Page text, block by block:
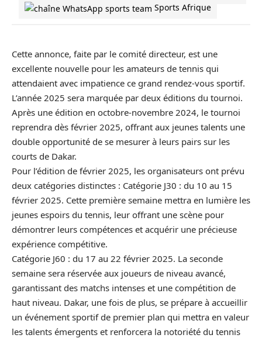
Sports Afrique
Cette annonce, faite par le comité directeur, est une
excellente nouvelle pour les amateurs de tennis qui
attendaient avec impatience ce grand rendez-vous sportif.
L’année 2025 sera marquée par deux éditions du tournoi.
Après une édition en octobre-novembre 2024, le tournoi
reprendra dès février 2025, offrant aux jeunes talents une
double opportunité de se mesurer à leurs pairs sur les
courts de Dakar.
Pour l’édition de février 2025, les organisateurs ont prévu
deux catégories distinctes : Catégorie J30 : du 10 au 15
février 2025. Cette première semaine mettra en lumière les
jeunes espoirs du tennis, leur offrant une scène pour
démontrer leurs compétences et acquérir une précieuse
expérience compétitive.
Catégorie J60 : du 17 au 22 février 2025. La seconde
semaine sera réservée aux joueurs de niveau avancé,
garantissant des matchs intenses et une compétition de
haut niveau. Dakar, une fois de plus, se prépare à accueillir
un événement sportif de premier plan qui mettra en valeur
les talents émergents et renforcera la notoriété du tennis